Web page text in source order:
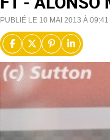
PUBLIÉ LE 10 MAI 2013 À 09:41